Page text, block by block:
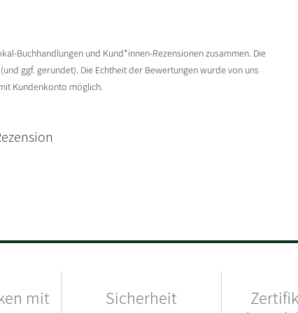
Buchhandlungen und Kund*innen-Rezensionen zusammen. Die
ggf. gerundet). Die Echtheit der Bewertungen wurde von uns
Kundenkonto möglich.
mit Sicherheit